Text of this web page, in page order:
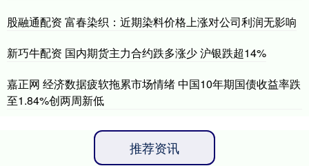
股融通配资 富春染织：近期染料价格上涨对公司利润无影响
新巧牛配资 国内期货主力合约跌多涨少 沪银跌超14%
嘉正网 经济数据疲软拖累市场情绪 中国10年期国债收益率跌
至1.84%创两周新低
推荐资讯